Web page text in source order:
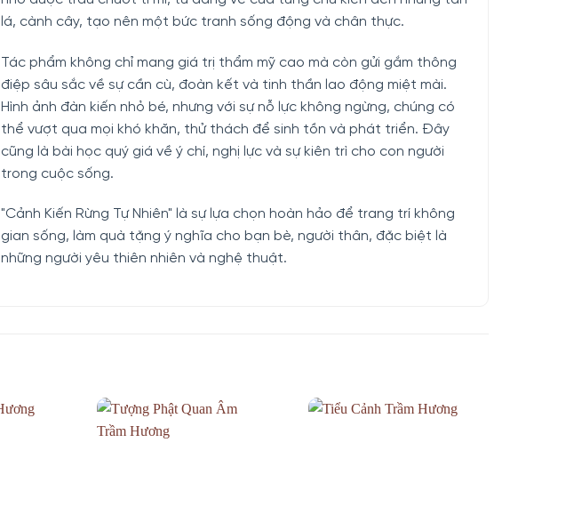
lá, cành cây, tạo nên một bức tranh sống động và chân thực.
Tác phẩm không chỉ mang giá trị thẩm mỹ cao mà còn gửi gắm thông
điệp sâu sắc về sự cần cù, đoàn kết và tinh thần lao động miệt mài.
Hình ảnh đàn kiến nhỏ bé, nhưng với sự nỗ lực không ngừng, chúng có
thể vượt qua mọi khó khăn, thử thách để sinh tồn và phát triển. Đây
cũng là bài học quý giá về ý chí, nghị lực và sự kiên trì cho con người
trong cuộc sống.
"Cảnh Kiến Rừng Tự Nhiên" là sự lựa chọn hoàn hảo để trang trí không
gian sống, làm quà tặng ý nghĩa cho bạn bè, người thân, đặc biệt là
những người yêu thiên nhiên và nghệ thuật.